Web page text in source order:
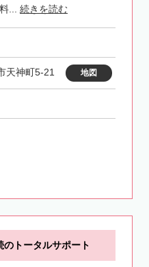
... 続きを読む
天神町5-21 地図
のトータルサポート